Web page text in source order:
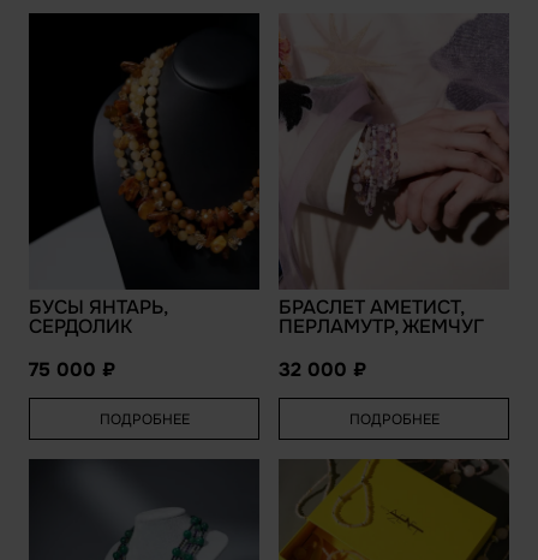
БУСЫ ЯНТАРЬ,
СЕРДОЛИК
75 000
ПОДРОБНЕЕ
БРАСЛЕТ АМЕТИСТ,
ПЕРЛАМУТР, ЖЕМЧУГ
32 000
ПОДРОБНЕЕ